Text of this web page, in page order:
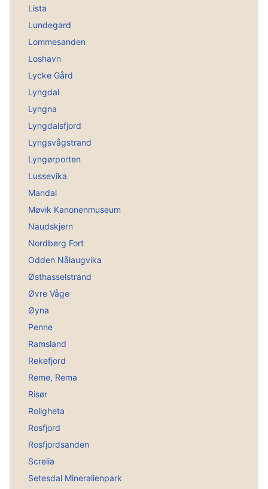
Lista
Lundegard
Lommesanden
Loshavn
Lycke Gård
Lyngdal
Lyngna
Lyngdalsfjord
Lyngsvågstrand
Lyngørporten
Lussevika
Mandal
Møvik Kanonenmuseum
Naudskjern
Nordberg Fort
Odden Nålaugvika
Østhasselstrand
Øvre Våge
Øyna
Penne
Ramsland
Rekefjord
Reme, Rema
Risør
Roligheta
Rosfjord
Rosfjordsanden
Screlia
Setesdal Mineralienpark